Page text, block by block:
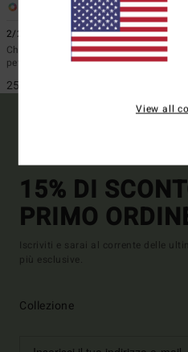
ECO
2/2mm Revolution Natural
Chaleco de surf con cerniera sul
petto Blu Uomo
259,95 €
15% DI
PRIMO
Iscriviti e sarai al corrente delle
più esclusive.
Collezione
View all